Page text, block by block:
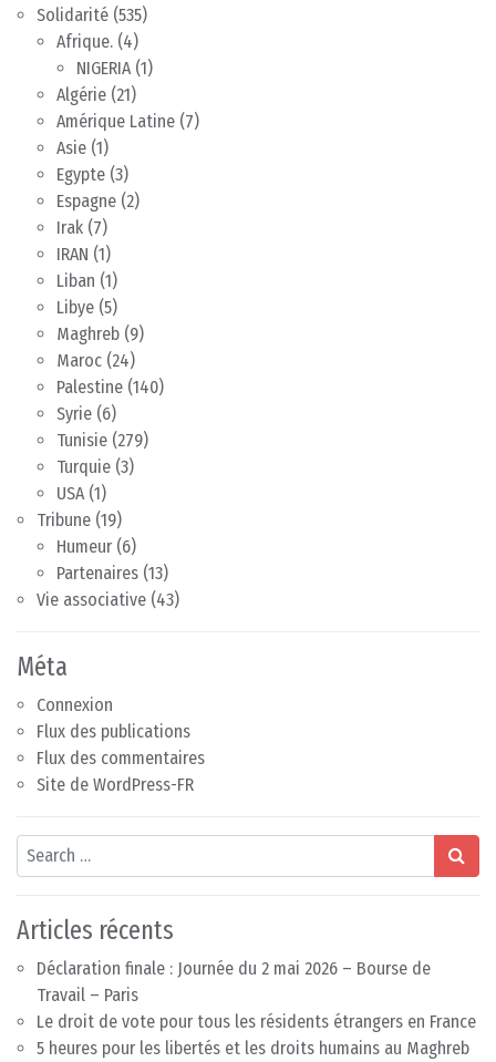
Solidarité (535)
Afrique. (4)
NIGERIA(1)
Algérie (21)
Amérique Latine (7)
Asie (1)
Egypte (3)
Espagne (2)
Irak (7)
IRAN (1)
Liban (1)
Libye (5)
Maghreb (9)
Maroc (24)
Palestine (140)
Syrie (6)
Tunisie (279)
Turquie (3)
USA(1)
Tribune (19)
Humeur (6)
Partenaires (13)
Vie associative (43)
Méta
Connexion
Flux des publications
Flux des commentaires
Site de WordPress-FR
Search
Articles récents
Déclaration finale : Journée du 2 mai 2026 – Bourse de
Travail – Paris
Le droit de vote pour tous les résidents étrangers en France
5 heures pour les libertés et les droits humains au Maghreb